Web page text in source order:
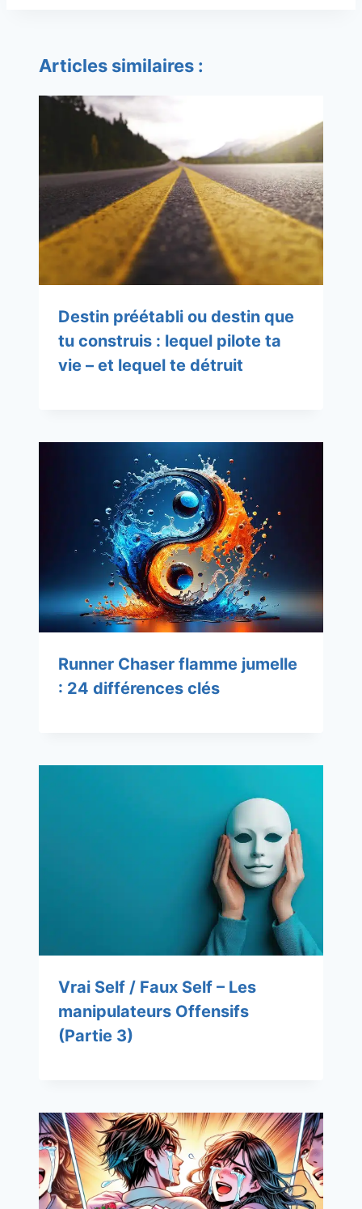
Articles similaires :
Destin préétabli ou destin que
tu construis : lequel pilote ta
vie – et lequel te détruit
Runner Chaser flamme jumelle
: 24 différences clés
Vrai Self / Faux Self – Les
manipulateurs Offensifs
(Partie 3)